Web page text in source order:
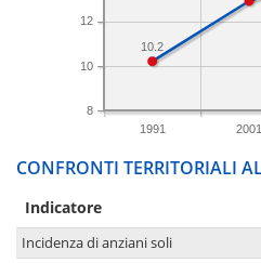
1991 2001
8
10
12
10.2
CONFRONTI TERRITORIALI
Indicatore
Incidenza di anziani soli